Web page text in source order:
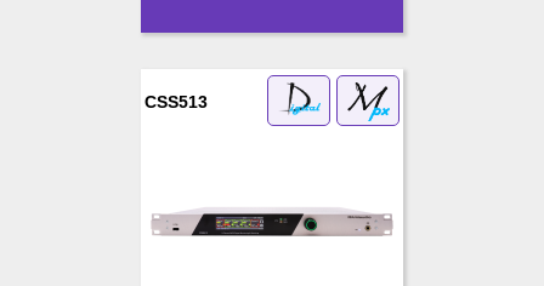
CSS513